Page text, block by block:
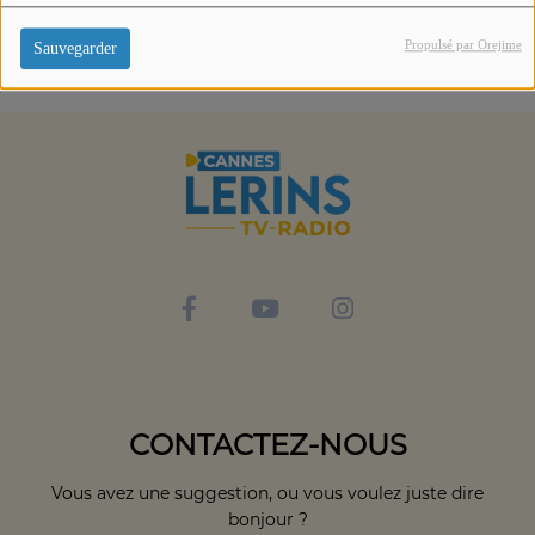
Sauvegarder Propulsé par Orejime
CONTACTEZ-NOUS
Vous avez une suggestion, ou vous voulez juste dire
bonjour ?